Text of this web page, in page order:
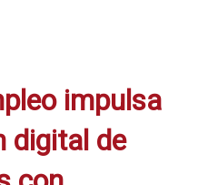
impulsa
digital de